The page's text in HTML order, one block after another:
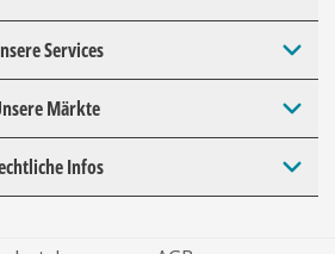
Services
Märkte
Infos